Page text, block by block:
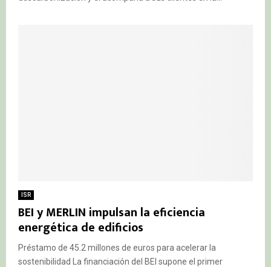
ISR
BEI y MERLIN impulsan la eficiencia
energética de edificios
Préstamo de 45.2 millones de euros para acelerar la
sostenibilidad La financiación del BEI supone el primer